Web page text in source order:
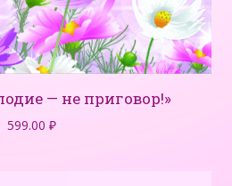
— не приговор!»
599.00 ₽